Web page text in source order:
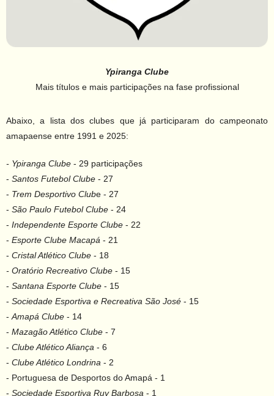
Ypiranga Clube
Mais títulos e mais participações na fase profissional
Abaixo, a lista dos clubes que já participaram do campeonato
amapaense entre 1991 e 2025:
- Ypiranga Clube - 29 participações
- Santos Futebol Clube - 27
- Trem Desportivo Clube - 27
- São Paulo Futebol Clube - 24
- Independente Esporte Clube - 22
- Esporte Clube Macapá - 21
- Cristal Atlético Clube - 18
- Oratório Recreativo Clube - 15
- Santana Esporte Clube - 15
- Sociedade Esportiva e Recreativa São José - 15
-Amapá Clube - 14
- Mazagão Atlético Clube - 7
- Clube Atlético Aliança - 6
- Clube Atlético Londrina - 2
- Portuguesa de Desportos do Amapá - 1
- Sociedade Esportiva Ruy Barbosa - 1